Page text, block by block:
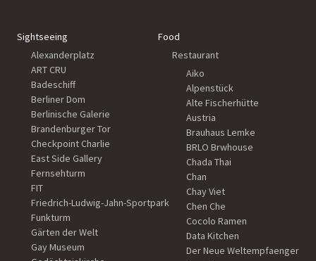
Sightseeing
Alexanderplatz
ART CRU
Badeschiff
Berliner Dom
Berlinische Galerie
Brandenburger Tor
Checkpoint Charlie
East Side Gallery
Fernsehturm
FIT
Friedrich-Ludwig-Jahn-Sportpark
Funkturm
Gärten der Welt
Gay Museum
Food
Restaurant
Aiko
Alpenstück
Alte Fischerhütte
Austria
Brauhaus Lemke
BRLO Brwhouse
Chada Thai
Chan
Chay Viet
Chen Che
Cocolo Ramen
Data Kitchen
Der Neue Weltempfaenger